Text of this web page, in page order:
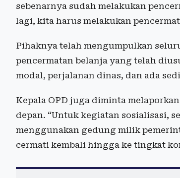
sebenarnya sudah melakukan
lagi, kita harus melakukan
Pihaknya telah mengumpulkan
pencermatan belanja yang telah
modal, perjalanan dinas, dan ada
Kepala OPD juga diminta
depan. “Untuk kegiatan sosialisasi,
menggunakan gedung milik
cermati kembali hingga ke tingkat